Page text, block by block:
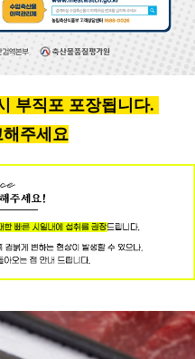
부직포 포장됩니다.
주세요